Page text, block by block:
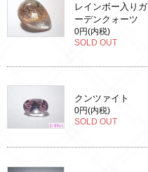
レインボー入りガ
ーデンクォーツ
0円(内税)
SOLD OUT
クンツァイト
0円(内税)
SOLD OUT